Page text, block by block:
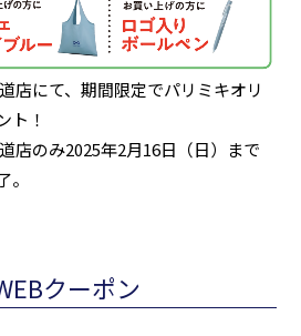
店にて、期間限定でパリミキオリ
ト！
店のみ2025年2月16日（日）まで
クーポン